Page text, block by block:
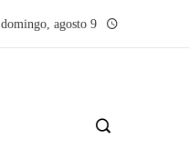
domingo, agosto 9